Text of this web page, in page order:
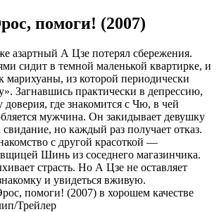
помоги! (2007)
азартный А Цзе потерял сбережения.
сидит в темной маленькой квартирке, и
марихуаны, из которой периодически
Загнавшись практически в депрессию,
доверия, где знакомится с Чю, в чей
мужчина. Он закидывает девушку
но каждый раз получает отказ.
с другой красоткой —
Шинь из соседнего магазинчика.
страсть. Но А Цзе не оставляет
и увидеться вживую.
помоги! (2007) в хорошем качестве
Трейлер